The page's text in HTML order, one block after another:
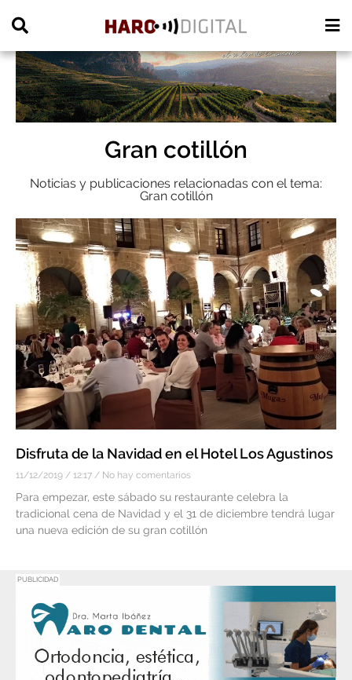
Gran cotillón
Noticias y publicaciones relacionadas con el tema:
Gran cotillón
Disfruta de la Navidad en el Hotel Los Agustinos
11/12/2019 12:17 No hay comentarios
Para empezar, este sábado su restaurante celebra la
tradicional cena de Navidad y el 31 de diciembre tendrá lugar
una nueva edición de su gran cotillón
PUBLICIDAD